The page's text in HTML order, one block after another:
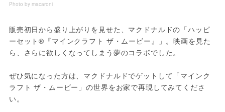
Photo by macaroni
販売初日から盛り上がりを見せた、マクドナルドの「ハッピ
ーセット®『マインクラフト ザ・ムービー』」。映画を見た
ら、さらに欲しくなってしまう夢のコラボでした。
ぜひ気になった方は、マクドナルドでゲットして「マインク
ラフト ザ・ムービー」の世界をお家で再現してみてくださ
い。